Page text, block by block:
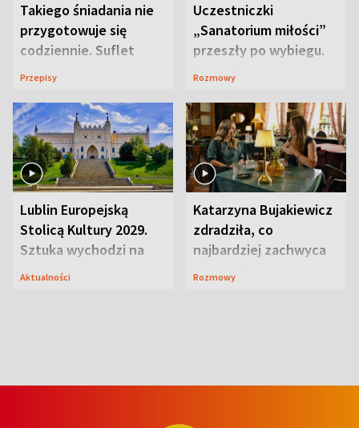
Takiego śniadania nie
przygotowuje się
codziennie. Suflet
serowy zachwyca
Przepisy
Uczestniczki
„Sanatorium miłości”
przeszły po wybiegu.
Te stylizacje
Rozmowy
Lublin Europejską
Stolicą Kultury 2029.
Sztuka wychodzi na
ulice
Aktualności
Katarzyna Bujakiewicz
zdradziła, co
najbardziej zachwyca
ją w Lublinie
Rozmowy